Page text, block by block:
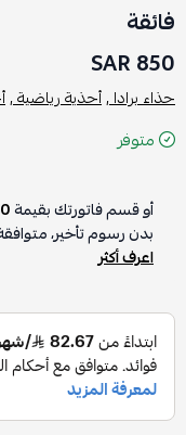
فائقة
850 SAR
حذاء برادا ,أحذية رياضية ,
متوفر
أو قسم فاتورتك بقيمة
بدون رسوم تأخير،
اعرف أكثر